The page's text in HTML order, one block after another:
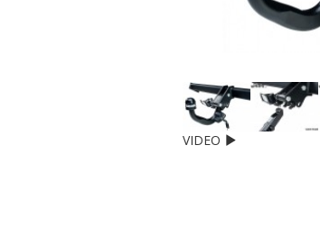
VIDEO